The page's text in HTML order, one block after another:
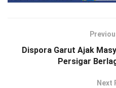
Dispora Garut Ajak
Persigar
Next